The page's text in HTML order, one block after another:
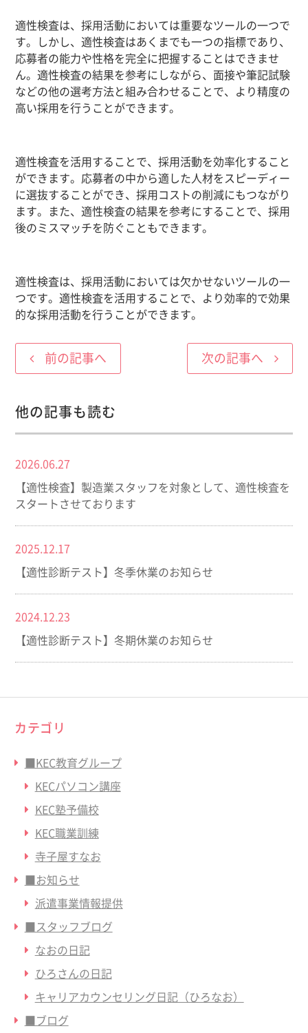
適性検査は、採用活動においては重要なツールの一つで
す。しかし、適性検査はあくまでも一つの指標であり、
応募者の能力や性格を完全に把握することはできませ
ん。適性検査の結果を参考にしながら、面接や筆記試験
などの他の選考方法と組み合わせることで、より精度の
高い採用を行うことができます。
適性検査を活用することで、採用活動を効率化すること
ができます。応募者の中から適した人材をスピーディー
に選抜することができ、採用コストの削減にもつながり
ます。また、適性検査の結果を参考にすることで、採用
後のミスマッチを防ぐこともできます。
適性検査は、採用活動においては欠かせないツールの一
つです。適性検査を活用することで、より効率的で効果
的な採用活動を行うことができます。
前の記事へ 次の記事へ
他の記事も読む
2026.06.27
【適性検査】製造業スタッフを対象として、適性検査を
スタートさせております
2025.12.17
【適性診断テスト】冬季休業のお知らせ
2024.12.23
【適性診断テスト】冬期休業のお知らせ
カテゴリ
■KEC教育グループ
KECパソコン講座
KEC塾予備校
KEC職業訓練
寺子屋すなお
■お知らせ
派遣事業情報提供
■スタッフブログ
なおの日記
ひろさんの日記
キャリアカウンセリング日記（ひろなお）
■ブログ